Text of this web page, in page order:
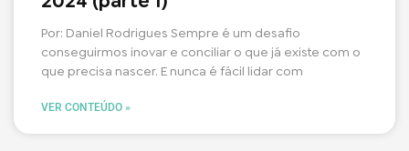
Por: Daniel Rodrigues Sempre é um desafio
conseguirmos inovar e conciliar o que já existe com o
que precisa nascer. E nunca é fácil lidar com
VER CONTEÚDO »